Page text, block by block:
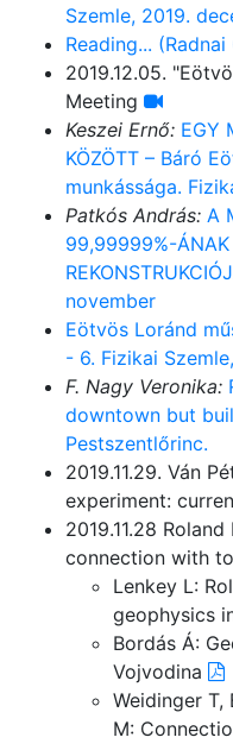
Szemle, 2019.
Reading... (Radnai
2019.12.05.
Meeting
Keszei Ernő: EGY
KÖZÖTT – Báró
munkássága.
Patkós András: A
99,99999%-ÁNAK
november
Eötvös Loránd
- 6. Fizikai
F. Nagy Veronika:
downtown but
Pestszentlőrinc.
2019.11.29. Ván
experiment:
2019.11.28
connection with
Lenkey L:
geophysics
Bordás Á:
Vojvodina
Weidinger T,
M: